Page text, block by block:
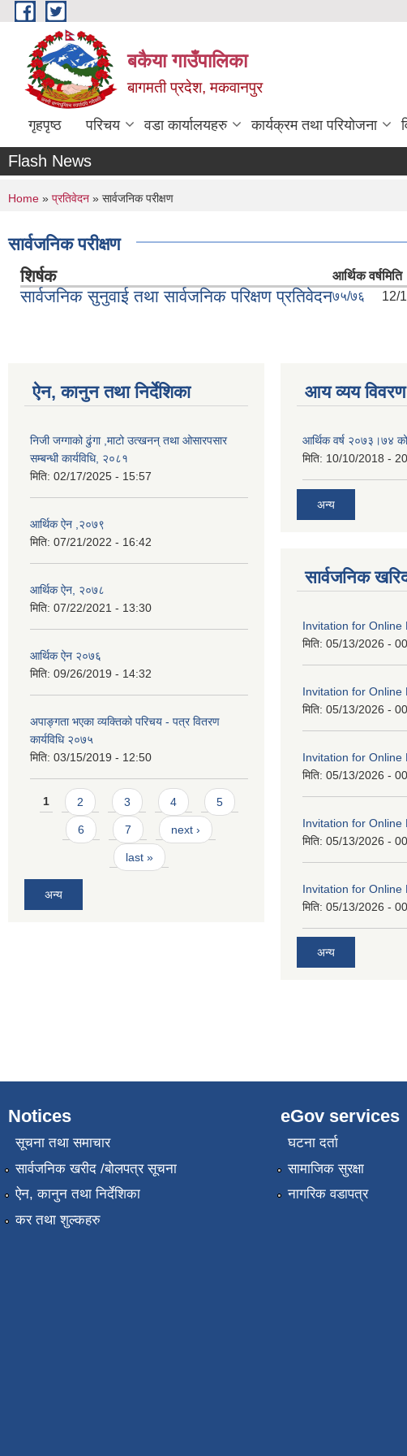
Skip to main content
बकैया गाउँपालिका
बागमती प्रदेश, मकवानपुर
गृहपृष्ठ परिचय वडा कार्यालयहरु कार्यक्रम तथा परियोजना
Flash News
You are here
Home » प्रतिवेदन » सार्वजनिक परीक्षण
सार्वजनिक परीक्षण
शिर्षक आर्थिक वर्षमिति
सार्वजनिक सुनुवाई तथा सार्वजनिक परिक्षण प्रतिवेदन७५/७६ 12/
ऐन, कानुन तथा निर्देशिका
निजी जग्गाको ढुंगा ,माटो उत्खनन् तथा ओसारपसार
सम्बन्धी कार्यविधि, २०८१
मिति: 02/17/2025 - 15:57
आर्थिक ऐन ,२०७९
मिति: 07/21/2022 - 16:42
आर्थिक ऐन, २०७८
मिति: 07/22/2021 - 13:30
आर्थिक ऐन २०७६
मिति: 09/26/2019 - 14:32
अपाङ्गता भएका व्यक्तिको परिचय - पत्र वितरण
कार्यविधि २०७५
मिति: 03/15/2019 - 12:50
Pages
1 2 3 4 5
6 7 next ›
last »
अन्य
आय व्यय विवरण
आर्थिक वर्ष २०७३।७४ को
मिति: 10/10/2018 -
अन्य
सार्वजनिक
Invitation for Online
मिति: 05/13/2026 -
Invitation for Online
मिति: 05/13/2026 -
Invitation for Online
मिति: 05/13/2026 -
Invitation for Online
मिति: 05/13/2026 -
Invitation for Online
मिति: 05/13/2026 -
अन्य
Notices
सूचना तथा समाचार
सार्वजनिक खरीद /बोलपत्र सूचना
ऐन, कानुन तथा निर्देशिका
कर तथा शुल्कहरु
eGov services
घटना दर्ता
सामाजिक सुरक्षा
नागरिक वडापत्र